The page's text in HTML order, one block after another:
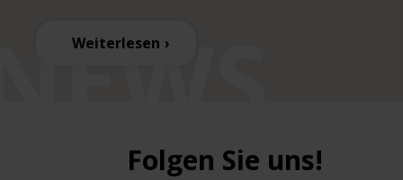
Weiterlesen
Folgen Sie uns!